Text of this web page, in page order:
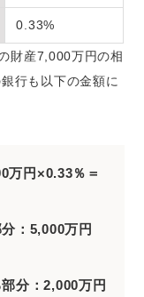
0.33%
財産7,000万円の相
行も以下の金額に
万円×0.33％＝
：5,000万円
分：2,000万円